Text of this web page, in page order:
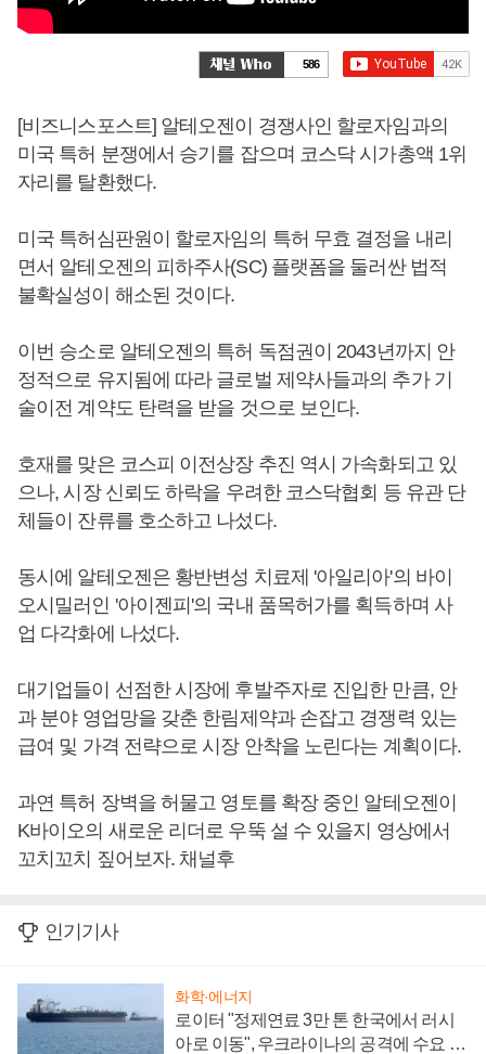
586
[비즈니스포스트] 알테오젠이 경쟁사인 할로자임과의
미국 특허 분쟁에서 승기를 잡으며 코스닥 시가총액 1위
자리를 탈환했다.
미국 특허심판원이 할로자임의 특허 무효 결정을 내리
면서 알테오젠의 피하주사(SC) 플랫폼을 둘러싼 법적
불확실성이 해소된 것이다.
이번 승소로 알테오젠의 특허 독점권이 2043년까지 안
정적으로 유지됨에 따라 글로벌 제약사들과의 추가 기
술이전 계약도 탄력을 받을 것으로 보인다.
호재를 맞은 코스피 이전상장 추진 역시 가속화되고 있
으나, 시장 신뢰도 하락을 우려한 코스닥협회 등 유관 단
체들이 잔류를 호소하고 나섰다.
동시에 알테오젠은 황반변성 치료제 '아일리아'의 바이
오시밀러인 '아이젠피'의 국내 품목허가를 획득하며 사
업 다각화에 나섰다.
대기업들이 선점한 시장에 후발주자로 진입한 만큼, 안
과 분야 영업망을 갖춘 한림제약과 손잡고 경쟁력 있는
급여 및 가격 전략으로 시장 안착을 노린다는 계획이다.
과연 특허 장벽을 허물고 영토를 확장 중인 알테오젠이
K바이오의 새로운 리더로 우뚝 설 수 있을지 영상에서
꼬치꼬치 짚어보자. 채널후
인기기사
화학·에너지
로이터 "정제연료 3만 톤 한국에서 러시
아로 이동", 우크라이나의 공격에 수요 늘